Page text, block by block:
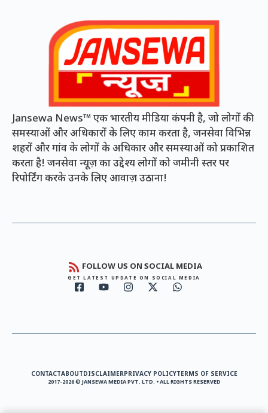
Jansewa News™ एक भारतीय मीडिया कंपनी है, जो लोगों की
समस्याओं और अधिकारों के लिए काम करता है, जनसेवा विभिन्न
शहरों और गांव के लोगों के अधिकार और समस्याओं को प्रकाशित
करता है! जनसेवा न्यूज़ का उद्देश्य लोगों को जमीनी स्तर पर
रिपोर्टिंग करके उनके लिए आवाज़ उठाना!
FOLLOW US ON SOCIAL MEDIA
GET LATEST UPDATE ON SOCIAL MEDIA
CONTACTABOUTDISCLAIMERPRIVACY POLICYTERMS OF SERVICE
2017-2026 © JANSEWA MEDIA PVT. LTD. • ALL RIGHTS RESERVED